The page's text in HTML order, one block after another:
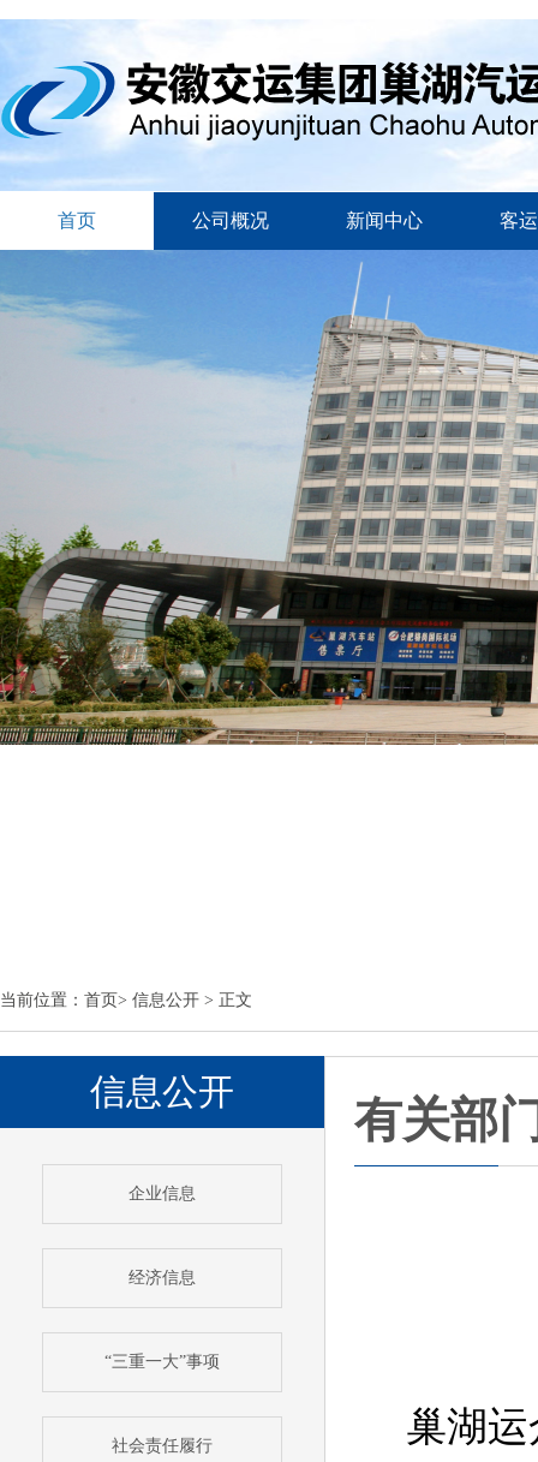
首页 公司概况 新闻中心 客
当前位置： 首页> 信息公开 > 正文
信息公开
企业信息
经济信息
“三重一大”事项
社会责任履行
有关部
巢湖